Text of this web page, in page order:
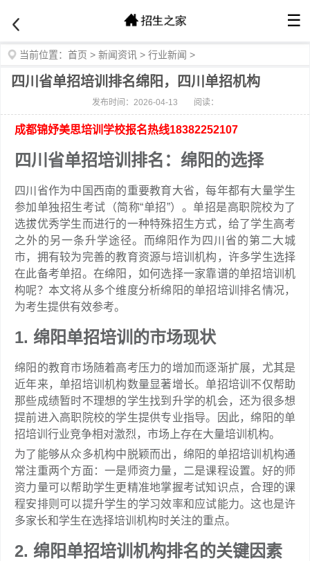
☰
当前位置： 首页 > 新闻资讯 > 行业新闻 >
四川省单招培训排名绵阳，四川单招机构
发布时间：2026-04-13 阅读：
成都锦妤美思培训学校报名热线18382252107
四川省单招培训排名：绵阳的选择
四川省作为中国西南的重要教育大省，每年都有大量学生
参加单独招生考试（简称“单招”）。单招是高职院校为了
选拔优秀学生而进行的一种特殊招生方式，给了学生高考
之外的另一条升学途径。而绵阳作为四川省的第二大城
市，拥有较为完善的教育资源与培训机构，许多学生选择
在此备考单招。在绵阳，如何选择一家靠谱的单招培训机
构呢？本文将从多个维度分析绵阳的单招培训排名情况，
为考生提供有效参考。
1. 绵阳单招培训的市场现状
绵阳的教育市场随着高考压力的增加而逐渐扩展，尤其是
近年来，单招培训机构数量显著增长。单招培训不仅帮助
那些成绩暂时不理想的学生找到升学的机会，还为很多想
提前进入高职院校的学生提供专业指导。因此，绵阳的单
招培训行业竞争相对激烈，市场上存在大量培训机构。
为了能够从众多机构中脱颖而出，绵阳的单招培训机构通
常注重两个方面：一是师资力量，二是课程设置。好的师
资力量可以帮助学生更精准地掌握考试知识点，合理的课
程安排则可以提升学生的学习效率和应试能力。这也是许
多家长和学生在选择培训机构时关注的重点。
2. 绵阳单招培训机构排名的关键因素